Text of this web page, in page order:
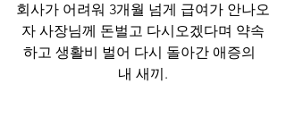
회사가 어려워 3개월 넘게 급여가 안나오
자 사장님께 돈벌고 다시오겠다며 약속
하고 생활비 벌어 다시 돌아간 애증의
내 새끼.